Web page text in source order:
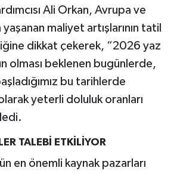
Ali Orkan, Avrupa ve
yaşanan maliyet artışlarının tatil
dikkat çekerek, “2026 yaz
olması beklenen bugünlerde,
bu tarihlerde
yeterli doluluk oranları
TALEBİ ETKİLİYOR
en önemli kaynak pazarları